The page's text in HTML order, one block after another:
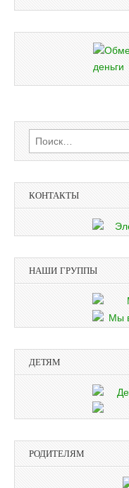
Найти:
КОНТАКТЫ
НАШИ ГРУППЫ
ДЕТЯМ
РОДИТЕЛЯМ